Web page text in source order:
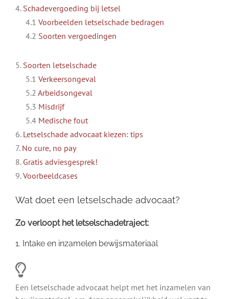
4. Schadevergoeding bij letsel
4.1 Voorbeelden letselschade bedragen
4.2 Soorten vergoedingen
5. Soorten letselschade
5.1 Verkeersongeval
5.2 Arbeidsongeval
5.3 Misdrijf
5.4 Medische fout
6. Letselschade advocaat kiezen: tips
7. No cure, no pay
8. Gratis adviesgesprek!
9.Voorbeeldcases
Wat doet een letselschade advocaat?
Zo verloopt het letselschadetraject:
1. Intake en inzamelen bewijsmateriaal
Een letselschade advocaat helpt met het inzamelen van